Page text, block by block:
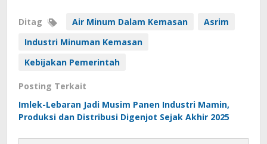
Ditag Air Minum Dalam Kemasan
Asrim
Industri Minuman Kemasan
Kebijakan Pemerintah
Posting Terkait
Imlek-Lebaran Jadi Musim Panen Industri Mamin,
Produksi dan Distribusi Digenjot Sejak Akhir 2025